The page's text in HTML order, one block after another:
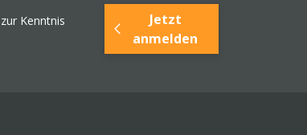
zur Kenntnis
Jetzt
anmelden